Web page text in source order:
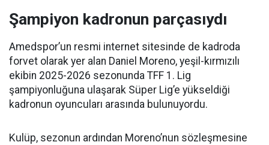
Şampiyon kadronun parçasıydı
Amedspor’un resmi internet sitesinde de kadroda
forvet olarak yer alan Daniel Moreno, yeşil-kırmızılı
ekibin 2025-2026 sezonunda TFF 1. Lig
şampiyonluğuna ulaşarak Süper Lig’e yükseldiği
kadronun oyuncuları arasında bulunuyordu.
Kulüp, sezonun ardından Moreno’nun sözleşmesine